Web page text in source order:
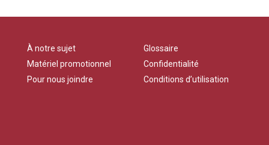
À notre sujet
Matériel promotionnel
Pour nous joindre
Glossaire
Confidentialité
Conditions d’utilisation